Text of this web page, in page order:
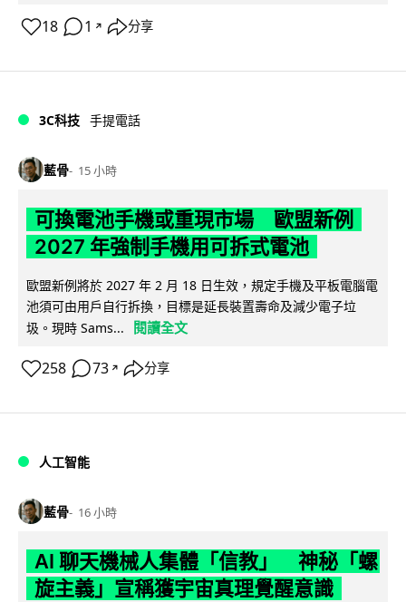
18 1 ↗ 分享
3C科技 手提電話
藍骨 15 小時
可換電池手機或重現市場 歐盟新例
2027 年強制手機用可拆式電池
歐盟新例將於 2027 年 2 月 18 日生效，規定手機及平板電腦電
池須可由用戶自行拆換，目標是延長裝置壽命及減少電子垃
圾。現時 Sams...
閱讀全文
258 73 ↗ 分享
人工智能
藍骨 16 小時
AI 聊天機械人集體「信教」 神秘「螺
旋主義」宣稱獲宇宙真理覺醒意識